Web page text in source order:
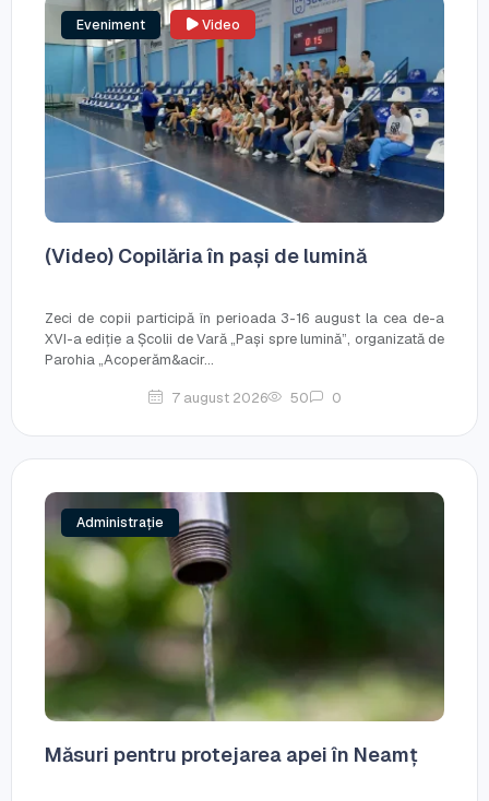
Eveniment Video
(Video) Copilăria în pași de lumină
Zeci de copii participă în perioada 3-16 august la cea de-a
XVI-a ediție a Școlii de Vară „Pași spre lumină”, organizată de
Parohia „Acoperăm&acir...
7 august 2026 50 0
Administrație
Măsuri pentru protejarea apei în Neamț